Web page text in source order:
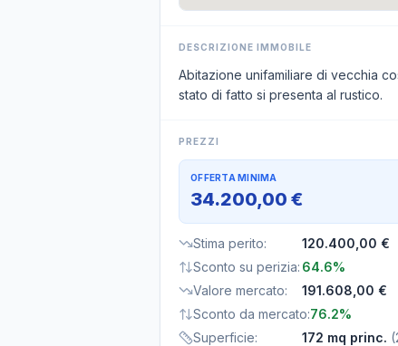
DESCRIZIONE IMMOBILE
Abitazione unifamiliare di vecchia
stato di fatto si presenta al rustico.
PREZZI
OFFERTA MINIMA
34.200,00 €
Stima perito:
120.400,00 €
Sconto su perizia: 64.6%
Valore mercato:
191.608,00 €
Sconto da mercato:76.2%
Superficie: 172 mq princ. (